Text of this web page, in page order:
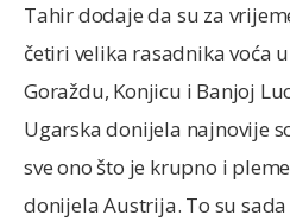
Tahir dodaje da su za
četiri velika rasadnika voća
Goraždu, Konjicu i Banjoj
Ugarska donijela najnovije
sve ono što je krupno i
donijela Austrija. To su